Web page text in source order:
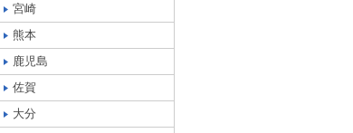
宮崎
熊本
鹿児島
佐賀
大分